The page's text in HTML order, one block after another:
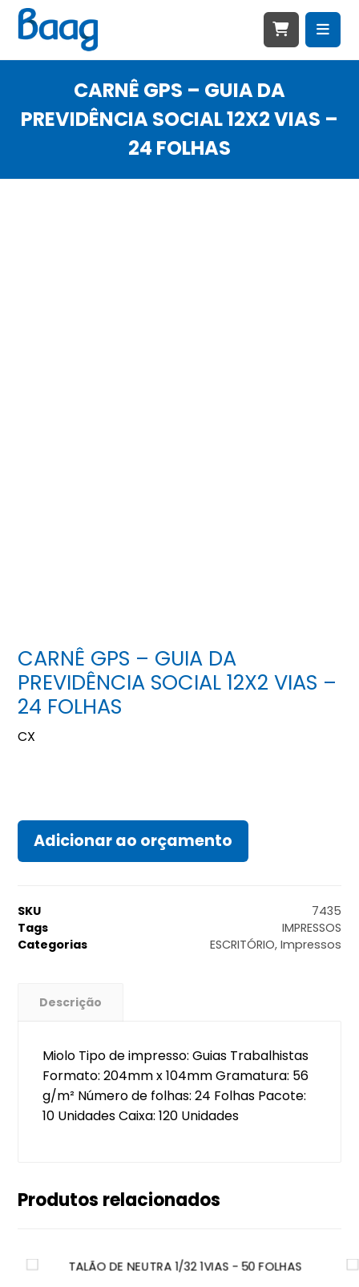
CARNÊ GPS – GUIA DA
PREVIDÊNCIA SOCIAL 12X2 VIAS –
24 FOLHAS
CARNÊ GPS – GUIA DA
PREVIDÊNCIA SOCIAL 12X2 VIAS –
24 FOLHAS
CX
Adicionar ao orçamento
SKU
7435
Tags
IMPRESSOS
Categorias
ESCRITÓRIO, Impressos
Descrição
Miolo Tipo de impresso: Guias Trabalhistas
Formato: 204mm x 104mm Gramatura: 56
g/m² Número de folhas: 24 Folhas Pacote:
10 Unidades Caixa: 120 Unidades
Produtos relacionados